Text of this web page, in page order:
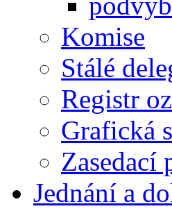
Komise
Stálé
Registr
Grafická
Zasedací
Jednání a